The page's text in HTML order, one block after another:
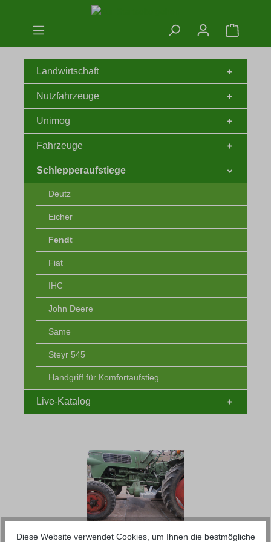
Zum Hauptinhalt springen
Landwirtschaft
Nutzfahrzeuge
Unimog
Fahrzeuge
Schlepperaufstiege
Deutz
Eicher
Fendt
Fiat
IHC
John Deere
Same
Steyr 545
Handgriff für Komfortaufstieg
Live-Katalog
Komfortaufstieg- passend für Fendt-
Diese Website verwendet Cookies, um Ihnen die bestmögliche